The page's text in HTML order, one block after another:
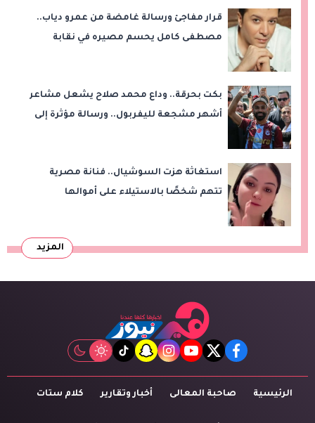
قرار مفاجئ ورسالة غامضة من عمرو دياب..
مصطفى كامل يحسم مصيره في نقابة
بكت بحرقة.. وداع محمد صلاح يشعل مشاعر
أشهر مشجعة لليفربول.. ورسالة مؤثرة إلى
استغاثة هزت السوشيال.. فنانة مصرية
تتهم شخصًا بالاستيلاء على أموالها
المزيد
facebook
twitter
youtube
instagram
snapchat
tiktok
الرئيسية صاحبة المعالى أخبار وتقارير كلام ستات